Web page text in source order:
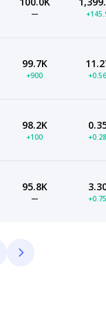
—
99.7K
+900
98.2K
+100
95.8K
—